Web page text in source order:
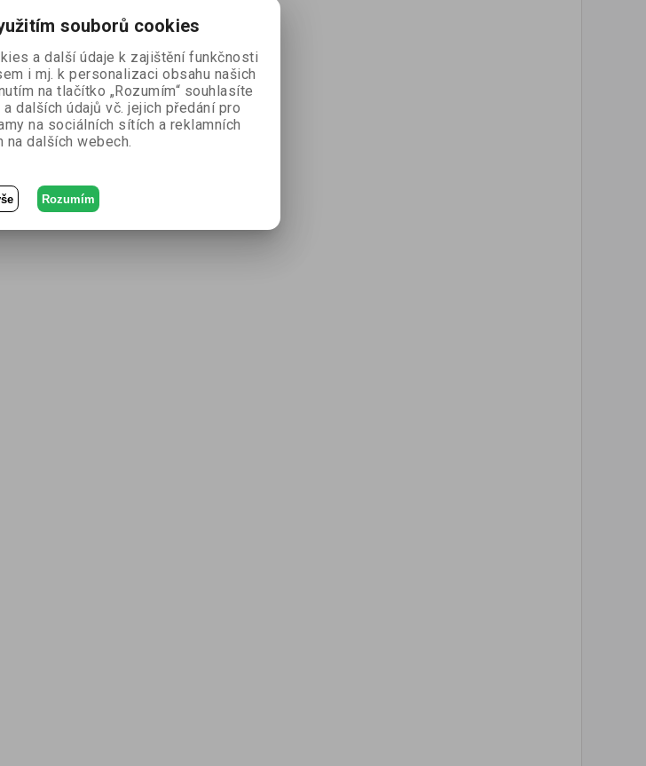
souborů cookies
a další údaje k zajištění funkčnosti
i mj. k personalizaci obsahu našich
na tlačítko „Rozumím“ souhlasíte
dalších údajů vč. jejich předání pro
na sociálních sítích a reklamních
na dalších webech.
Rozumím